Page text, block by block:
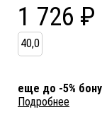
1 726 ₽
40,0
еще до -5%
Подробнее